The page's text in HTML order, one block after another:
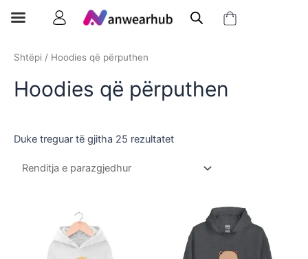
Shtëpi / Hoodies që përputhen
Hoodies që përputhen
Duke treguar të gjitha 25 rezultatet